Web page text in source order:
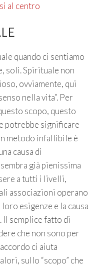
al centro
quando ci sentiamo
soli. Spirituale non
ovviamente, qui
nella vita”. Per
scopo, questo
potrebbe significare
metodo infallibile è
causa di
già pienissima
a tutti i livelli,
associazioni operano
esigenze e la causa
Il semplice fatto di
che non sono per
ci aiuta
sullo “scopo” che